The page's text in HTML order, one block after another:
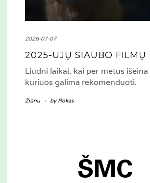
2026-07-07
2025-UJŲ SIAUBO FILMŲ
Liūdni laikai, kai per metus
kuriuos galima rekomenduoti.
Žiūriu - by Rokas